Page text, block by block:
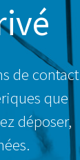
de contact
que
déposer,